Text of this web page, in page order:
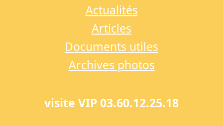
Actualités
Articles
Documents utiles
Archives photos
visite VIP 03.60.12.25.18